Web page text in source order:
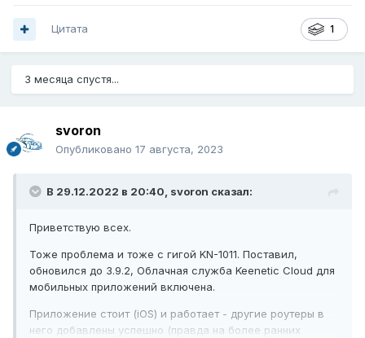
1
Цитата
3 месяца спустя...
svoron
Опубликовано 17 августа, 2023
В 29.12.2022 в 20:40, svoron сказал:
Приветствую всех.
Тоже проблема и тоже с гигой KN-1011. Поставил,
обновился до 3.9.2, Облачная служба Keenetic Cloud для
мобильных приложений включена.
Приложение стоит (iOS) и работает - другие роутеры в
него добавлены успешно (правда на более ранних